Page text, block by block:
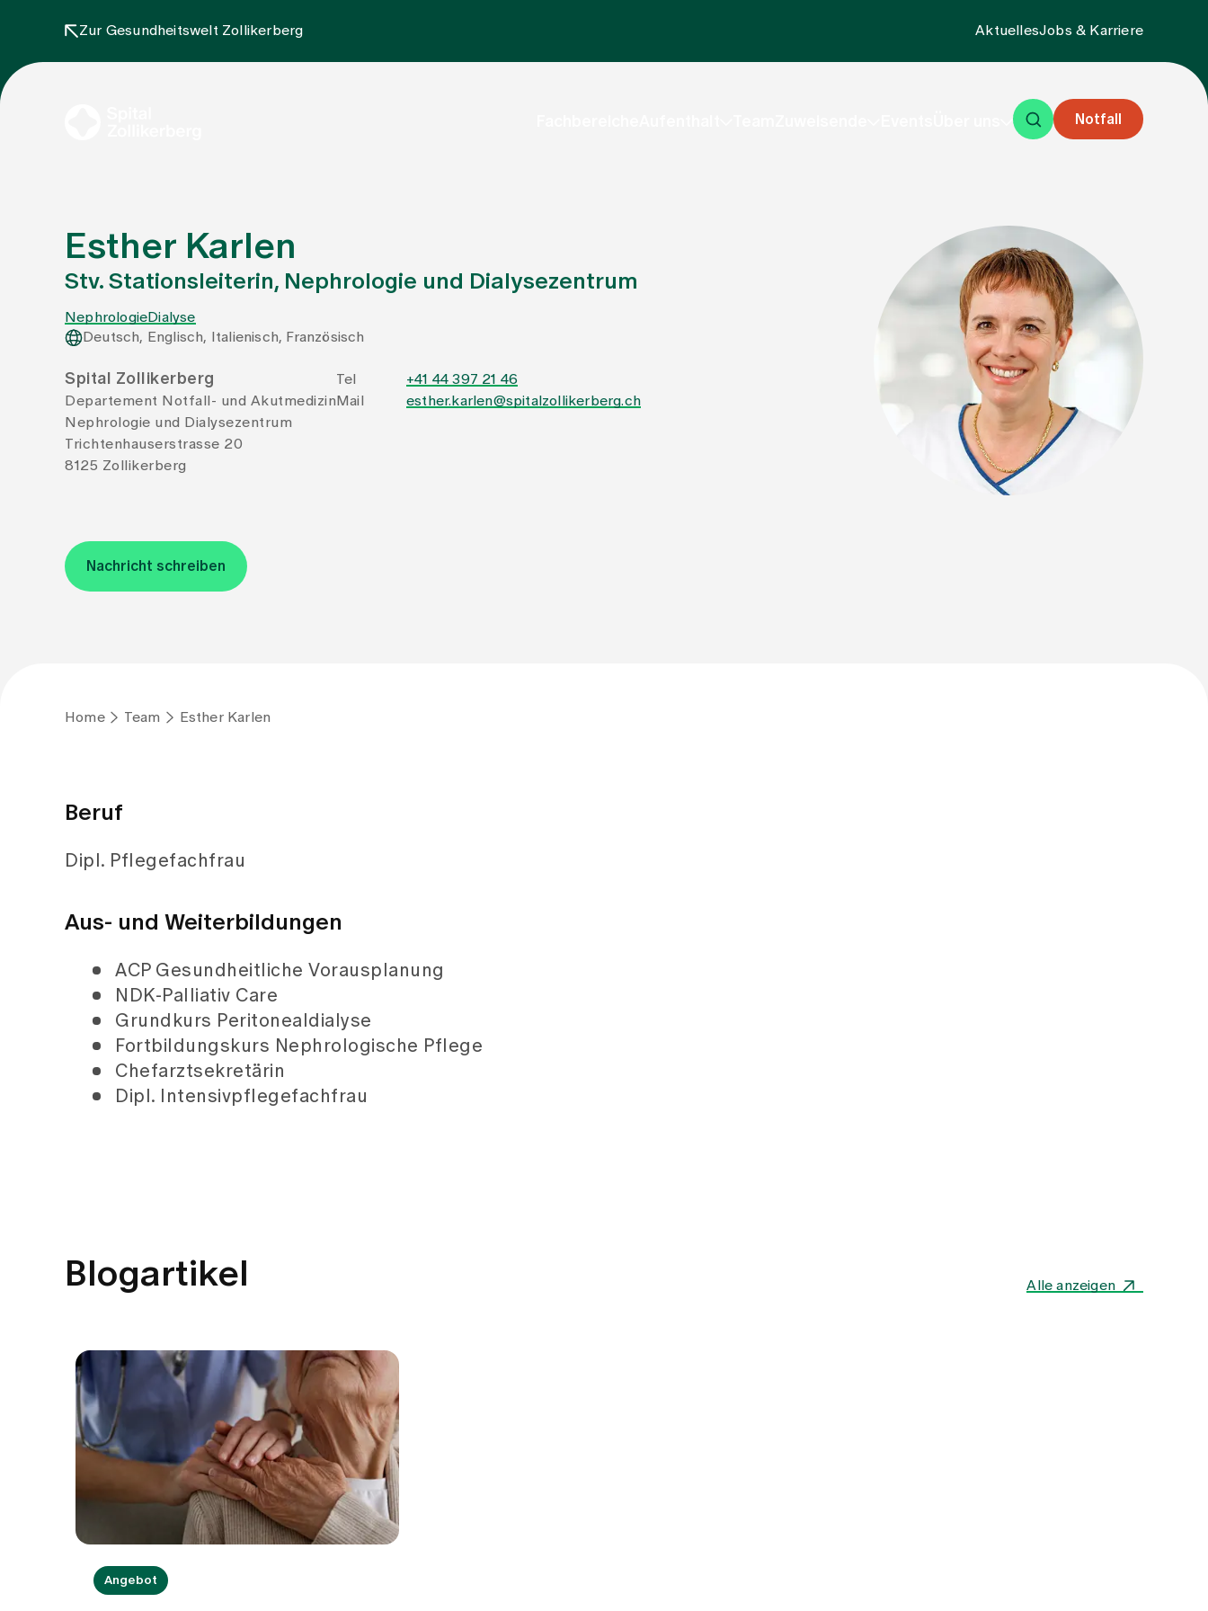
Zur Gesundheitswelt Zollikerberg AktuellesJobs & Karriere
Notfall
Esther Karlen
Stv. Stationsleiterin, Nephrologie und Dialysezentrum
NephrologieDialyse
Deutsch, Englisch, Italienisch, Französisch
Spital Zollikerberg
Departement Notfall- und Akutmedizin
Nephrologie und Dialysezentrum
Trichtenhauserstrasse 20
8125 Zollikerberg
Tel
+41 44 397 21 46
Mail
esther.karlen@spitalzollikerberg.ch
Nachricht schreiben
Home Team Esther Karlen
Beruf
Dipl. Pflegefachfrau
Aus- und Weiterbildungen
ACP Gesundheitliche Vorausplanung
NDK-Palliativ Care
Grundkurs Peritonealdialyse
Fortbildungskurs Nephrologische Pflege
Chefarztsekretärin
Dipl. Intensivpflegefachfrau
Blogartikel Alle anzeigen
Angebot